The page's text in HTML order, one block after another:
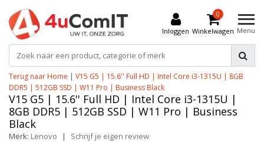
Inloggen
0
Winkelwagen Menu
Terug naar Home | V15 G5 | 15.6'' Full HD | Intel Core i3-1315U | 8GB
DDR5 | 512GB SSD | W11 Pro | Business Black
V15 G5 | 15.6'' Full HD | Intel Core i3-1315U |
8GB DDR5 | 512GB SSD | W11 Pro | Business
Black
Merk: Lenovo | Schrijf je eigen review